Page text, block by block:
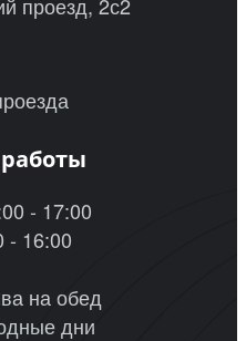
- 17:00
- 16:00
на обед
дни